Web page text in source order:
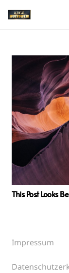
This Post Looks
Impressum